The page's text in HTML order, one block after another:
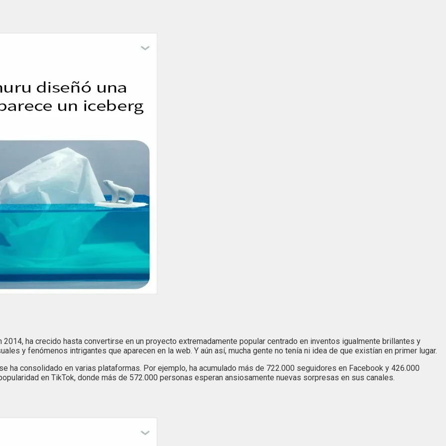
ha crecido hasta convertirse en un proyecto extremadamente popular centrado en inventos igualmente brillantes y
y fenómenos intrigantes que aparecen en la web. Y aún así, mucha gente no tenía ni idea de que existían en primer lugar.
ha consolidado en varias plataformas. Por ejemplo, ha acumulado más de 722.000 seguidores en Facebook y 426.000
en TikTok, donde más de 572.000 personas esperan ansiosamente nuevas sorpresas en sus canales.